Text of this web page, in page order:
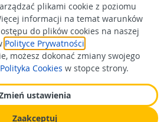
plikami cookie z poziomu
informacji na temat warunków
do plików cookies na naszej
Polityce Prywatności
możesz dokonać zmiany swojego
Polityka Cookies w stopce strony.
ustawienia
Zaakceptuj